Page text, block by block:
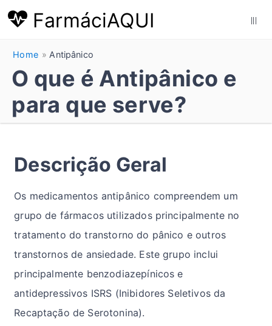
FarmáciAQUI
Home Antipânico
O que é Antipânico e
para que serve?
Descrição Geral
Os medicamentos antipânico compreendem um
grupo de fármacos utilizados principalmente no
tratamento do transtorno do pânico e outros
transtornos de ansiedade. Este grupo inclui
principalmente benzodiazepínicos e
antidepressivos ISRS (Inibidores Seletivos da
Recaptação de Serotonina).